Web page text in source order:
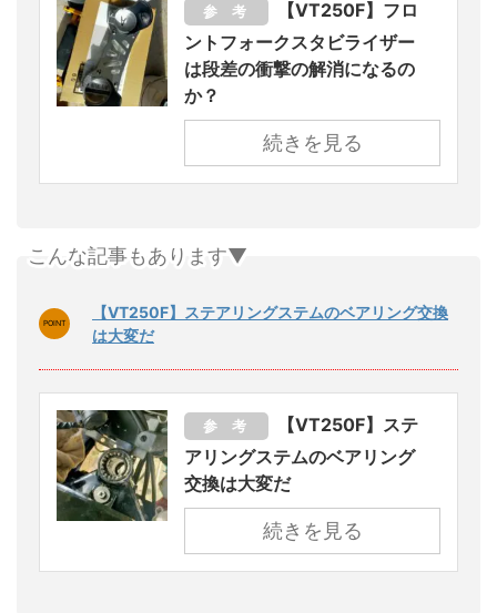
参 考
【VT250F】フロ
ントフォークスタビライザー
は段差の衝撃の解消になるの
か？
続きを見る
こんな記事もあります▼
【VT250F】ステアリングステムのベアリング交換
は大変だ
参 考
【VT250F】ステ
アリングステムのベアリング
交換は大変だ
続きを見る